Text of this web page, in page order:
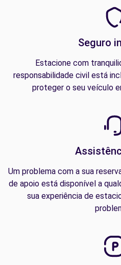
Seguro
Estacione com
responsabilidade civil está
proteger o seu veículo
Um problema com a sua
de apoio está disponível a
sua experiência de